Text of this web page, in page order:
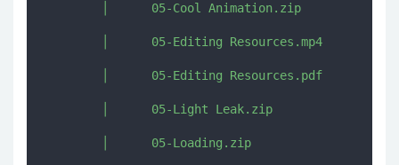
        │      05-Cool Animation.zip
        │      05-Editing Resources.mp4
        │      05-Editing Resources.pdf
        │      05-Light Leak.zip
        │      05-Loading.zip